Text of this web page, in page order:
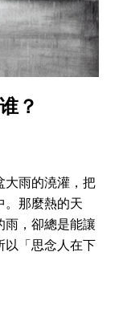
？
大雨的澆灌，把
。那麼熱的天
雨，卻總是能讓
以「思念人在下